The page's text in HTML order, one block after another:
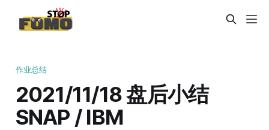
作业总结
2021/11/18 盘后小结
SNAP / IBM